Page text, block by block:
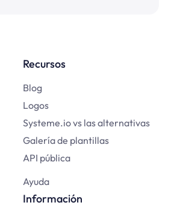
Recursos
Blog
Logos
Systeme.io vs las alternativas
Galería de plantillas
API pública
Ayuda
Información